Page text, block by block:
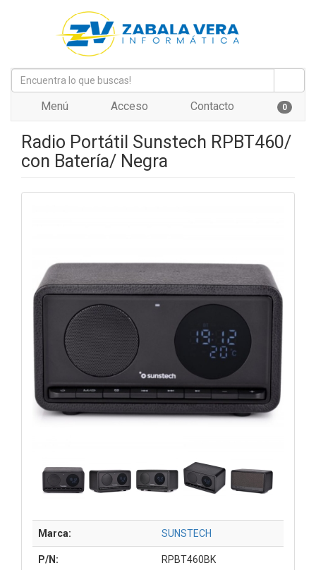
Menú Acceso Contacto 0
Radio Portátil Sunstech RPBT460/
con Batería/ Negra
Marca: SUNSTECH
P/N: RPBT460BK